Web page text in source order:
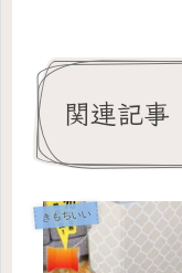
関連記事
きもちいい